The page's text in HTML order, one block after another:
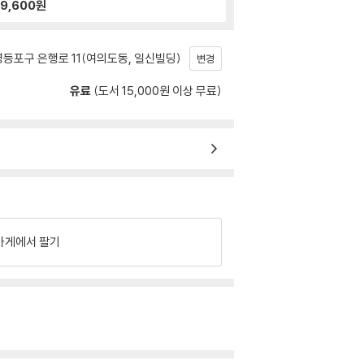
9,600원
포구 은행로 11(여의도동, 일신빌딩) 변경
유료 (도서 15,000원 이상 무료)
게에서 팔기